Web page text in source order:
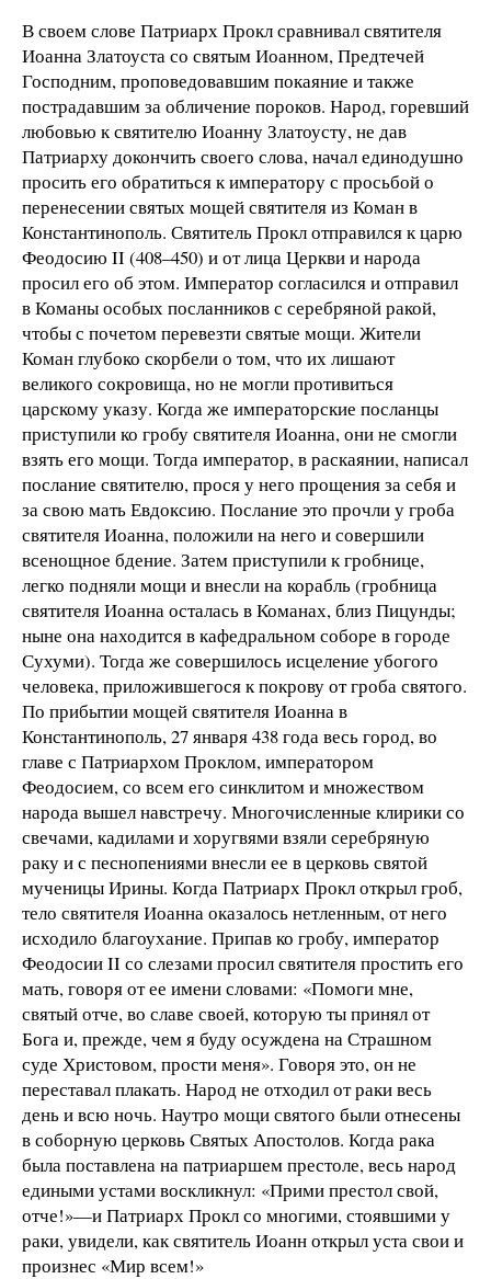
В своем слове Патриарх Прокл сравнивал святителя
Иоанна Златоуста со святым Иоанном, Предтечей
Господним, проповедовавшим покаяние и также
пострадавшим за обличение пороков. Народ, горевший
любовью к святителю Иоанну Златоусту, не дав
Патриарху докончить своего слова, начал единодушно
просить его обратиться к императору с просьбой о
перенесении святых мощей святителя из Коман в
Константинополь. Святитель Прокл отправился к царю
Феодосию II (408–450) и от лица Церкви и народа
просил его об этом. Император согласился и отправил
в Команы особых посланников с серебряной ракой,
чтобы с почетом перевезти святые мощи. Жители
Коман глубоко скорбели о том, что их лишают
великого сокровища, но не могли противиться
царскому указу. Когда же императорские посланцы
приступили ко гробу святителя Иоанна, они не смогли
взять его мощи. Тогда император, в раскаянии, написал
послание святителю, прося у него прощения за себя и
за свою мать Евдоксию. Послание это прочли у гроба
святителя Иоанна, положили на него и совершили
всенощное бдение. Затем приступили к гробнице,
легко подняли мощи и внесли на корабль (гробница
святителя Иоанна осталась в Команах, близ Пицунды;
ныне она находится в кафедральном соборе в городе
Сухуми). Тогда же совершилось исцеление убогого
человека, приложившегося к покрову от гроба святого.
По прибытии мощей святителя Иоанна в
Константинополь, 27 января 438 года весь город, во
главе с Патриархом Проклом, императором
Феодосием, со всем его синклитом и множеством
народа вышел навстречу. Многочисленные клирики со
свечами, кадилами и хоругвями взяли серебряную
раку и с песнопениями внесли ее в церковь святой
мученицы Ирины. Когда Патриарх Прокл открыл гроб,
тело святителя Иоанна оказалось нетленным, от него
исходило благоухание. Припав ко гробу, император
Феодосии II со слезами просил святителя простить его
мать, говоря от ее имени словами: «Помоги мне,
святый отче, во славе своей, которую ты принял от
Бога и, прежде, чем я буду осуждена на Страшном
суде Христовом, прости меня». Говоря это, он не
переставал плакать. Народ не отходил от раки весь
день и всю ночь. Наутро мощи святого были отнесены
в соборную церковь Святых Апостолов. Когда рака
была поставлена на патриаршем престоле, весь народ
едиными устами воскликнул: «Прими престол свой,
отче!»—и Патриарх Прокл со многими, стоявшими у
раки, увидели, как святитель Иоанн открыл уста свои и
произнес «Мир всем!»